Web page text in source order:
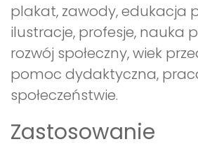
plakat, zawody, edukacja
ilustracje, profesje, nauka
rozwój społeczny, wiek
pomoc dydaktyczna,
społeczeństwie.
Zastosowanie